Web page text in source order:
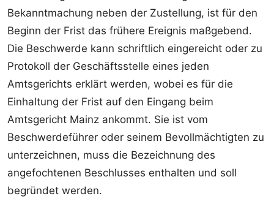
Bekanntmachung neben der Zustellung, ist für den
Beginn der Frist das frühere Ereignis maßgebend.
Die Beschwerde kann schriftlich eingereicht oder zu
Protokoll der Geschäftsstelle eines jeden
Amtsgerichts erklärt werden, wobei es für die
Einhaltung der Frist auf den Eingang beim
Amtsgericht Mainz ankommt. Sie ist vom
Beschwerdeführer oder seinem Bevollmächtigten zu
unterzeichnen, muss die Bezeichnung des
angefochtenen Beschlusses enthalten und soll
begründet werden.